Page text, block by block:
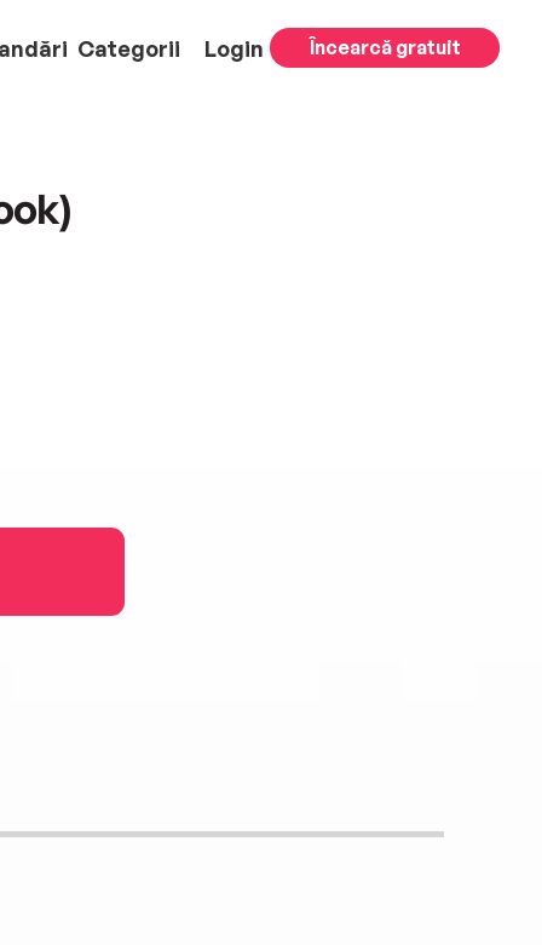
Categorii Login Încearcă gratuit